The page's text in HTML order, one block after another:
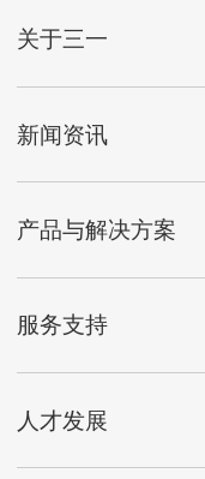
关于三一
新闻资讯
产品与解决方案
服务支持
人才发展